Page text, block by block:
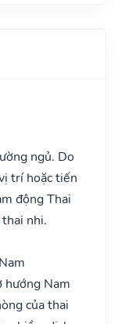
ngủ. Do
trí hoặc tiến
động Thai
nhi.
hướng Nam
của thai